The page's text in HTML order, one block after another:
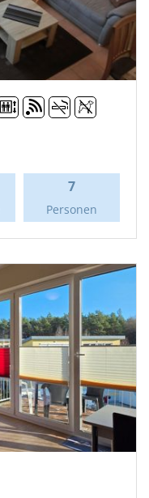
7
Personen